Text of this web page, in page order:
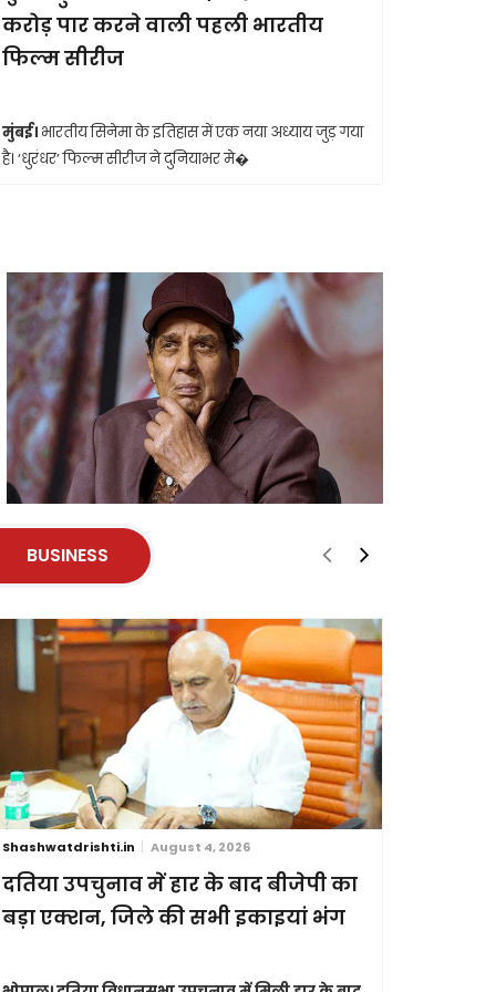
करोड़ पार करने वाली पहली भारतीय
फिल्म सीरीज
मुंबई। भारतीय सिनेमा के इतिहास में एक नया अध्याय जुड़ गया
है। ‘धुरंधर’ फिल्म सीरीज ने दुनियाभर मे�
BUSINESS
Shashwatdrishti.in August 4, 2026
दतिया उपचुनाव में हार के बाद बीजेपी का
बड़ा एक्शन, जिले की सभी इकाइयां भंग